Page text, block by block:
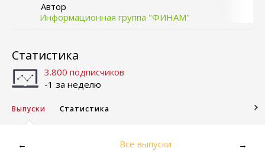
Автор
Информационная группа "ФИНАМ"
Статистика
3.800 подписчиков
-1 за неделю
Выпуски Статистика
← Все выпуски →